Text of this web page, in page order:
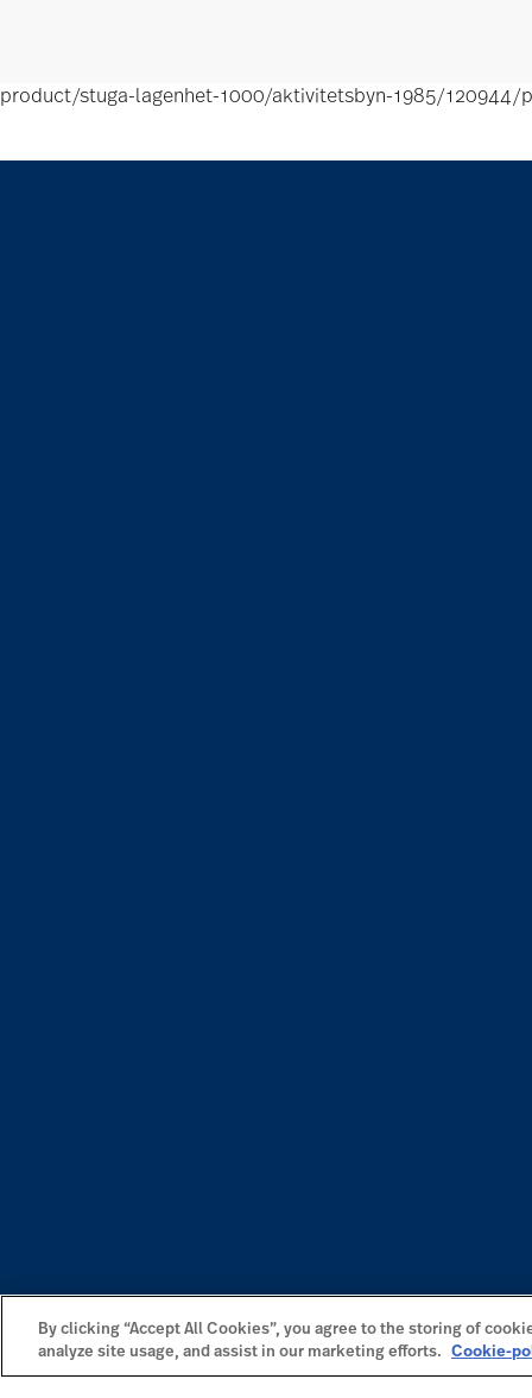
product/stuga-lagenhet-1000/aktivitetsbyn-1985/120944/
By clicking “Accept All Cookies”, you agree to the storing of
analyze site usage, and assist in our marketing efforts.
Cookie-